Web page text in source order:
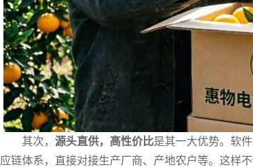
其次， 源头直供，高性价比是其一大优势。软
应链体系，直接对接生产厂商、产地农户等。这样